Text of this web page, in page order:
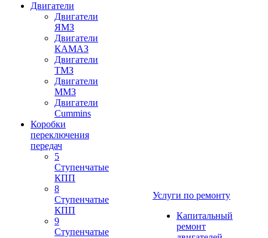
Двигатели
Двигатели
ЯМЗ
Двигатели
КАМАЗ
Двигатели
ТМЗ
Двигатели
ММЗ
Двигатели
Cummins
Коробки
переключения
передач
5
Ступенчатые
КПП
8
Ступенчатые
КПП
9
Ступенчатые
Услуги по ремонту
Капитальный
ремонт